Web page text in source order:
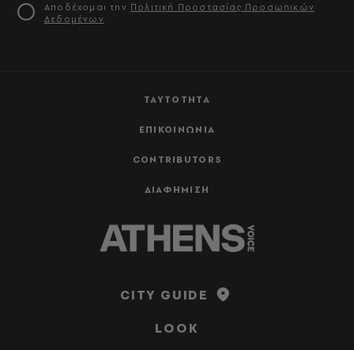
ΤΑΥΤΟΤΗΤΑ
ΕΠΙΚΟΙΝΩΝΙΑ
CONTRIBUTORS
ΔΙΑΦΗΜΙΣΗ
Αποδέχομαι την Πολιτική Προστασίας Προσωπικών
Δεδομένων
CITY GUIDE
LOOK